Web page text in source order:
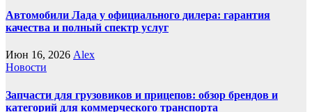
Автомобили Лада у официального дилера: гарантия
качества и полный спектр услуг
Июн 16, 2026 Alex
Новости
Запчасти для грузовиков и прицепов: обзор брендов и
категорий для коммерческого транспорта